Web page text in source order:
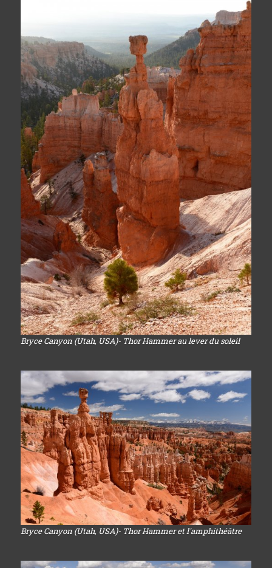
Bryce Canyon (Utah, USA)- Thor Hammer au lever du soleil
Bryce Canyon (Utah, USA)- Thor Hammer et l'amphithéâtre